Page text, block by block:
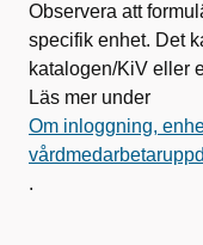
Observera att
specifik enhet. Det
katalogen/KiV eller
Läs mer under
Om inloggning,
.